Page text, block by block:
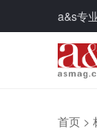
a&s专
首页 >